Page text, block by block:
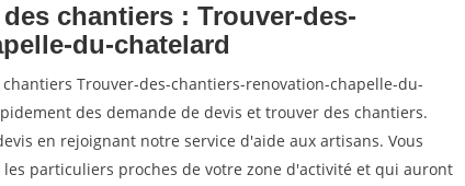
chantiers : Trouver-des-
du-chatelard
Trouver-des-chantiers-renovation-chapelle-du-
des demande de devis et trouver des chantiers.
en rejoignant notre service d'aide aux artisans. Vous
particuliers proches de votre zone d'activité et qui auront